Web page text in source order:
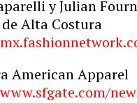
y Julian
Alta Costura
American Apparel